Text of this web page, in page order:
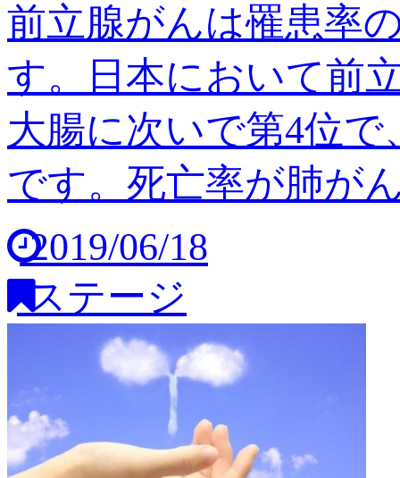
前立腺がんは罹患率
す。日本において前
大腸に次いで第4位で
です。死亡率が肺が
2019/06/18
ステージ